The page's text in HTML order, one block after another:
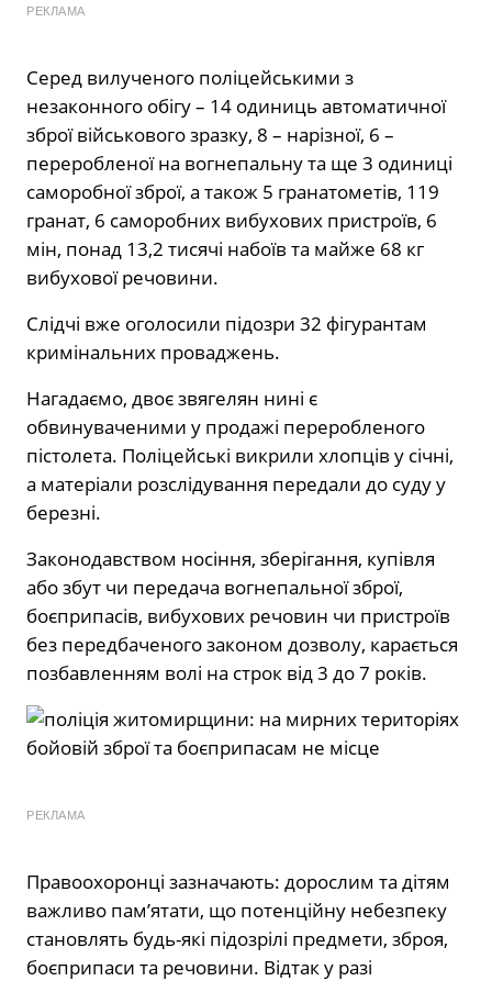
РЕКЛАМА
Серед вилученого поліцейськими з
незаконного обігу – 14 одиниць автоматичної
зброї військового зразку, 8 – нарізної, 6 –
переробленої на вогнепальну та ще 3 одиниці
саморобної зброї, а також 5 гранатометів, 119
гранат, 6 саморобних вибухових пристроїв, 6
мін, понад 13,2 тисячі набоїв та майже 68 кг
вибухової речовини.
Слідчі вже оголосили підозри 32 фігурантам
кримінальних проваджень.
Нагадаємо, двоє звягелян нині є
обвинуваченими у продажі переробленого
пістолета. Поліцейські викрили хлопців у січні,
а матеріали розслідування передали до суду у
березні.
Законодавством носіння, зберігання, купівля
або збут чи передача вогнепальної зброї,
боєприпасів, вибухових речовин чи пристроїв
без передбаченого законом дозволу, карається
позбавленням волі на строк від 3 до 7 років.
РЕКЛАМА
Правоохоронці зазначають: дорослим та дітям
важливо пам’ятати, що потенційну небезпеку
становлять будь-які підозрілі предмети, зброя,
боєприпаси та речовини. Відтак у разі